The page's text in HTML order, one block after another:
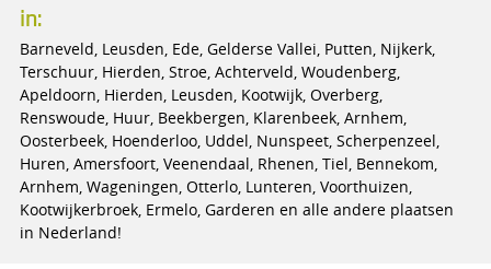
in:
Barneveld, Leusden, Ede, Gelderse Vallei, Putten, Nijkerk,
Terschuur, Hierden, Stroe, Achterveld, Woudenberg,
Apeldoorn, Hierden, Leusden, Kootwijk, Overberg,
Renswoude, Huur, Beekbergen, Klarenbeek, Arnhem,
Oosterbeek, Hoenderloo, Uddel, Nunspeet, Scherpenzeel,
Huren, Amersfoort, Veenendaal, Rhenen, Tiel, Bennekom,
Arnhem, Wageningen, Otterlo, Lunteren, Voorthuizen,
Kootwijkerbroek, Ermelo, Garderen en alle andere plaatsen
in Nederland!